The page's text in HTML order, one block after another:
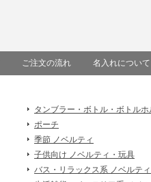
ご注文の流れ 名入れについて
タンブラー・ボトル・ボトルホ
ポーチ
季節 ノベルティ
子供向け ノベルティ・玩具
バス・リラックス系 ノベルティ